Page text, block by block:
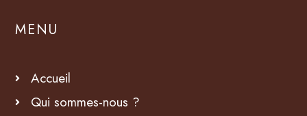
MENU
Accueil
Qui sommes-nous ?